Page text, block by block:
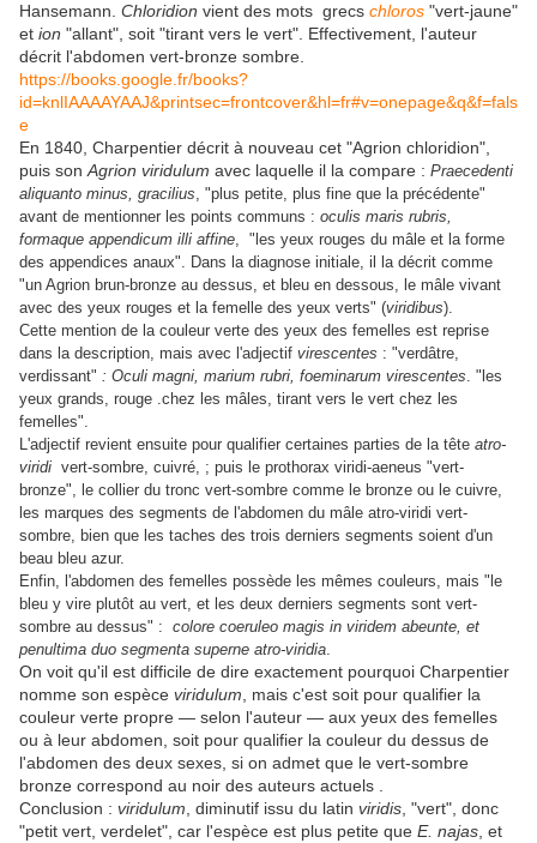
Hansemann. Chloridion vient des mots grecs chloros "vert-jaune"
et ion "allant", soit "tirant vers le vert". Effectivement, l'auteur
décrit l'abdomen vert-bronze sombre.
https://books.google.fr/books?
id=knlIAAAAYAAJ&printsec=frontcover&hl=fr#v=onepage&q&f=fals
e
En 1840, Charpentier décrit à nouveau cet "Agrion chloridion",
puis son Agrion viridulum avec laquelle il la compare : Praecedenti
aliquanto minus, gracilius, "plus petite, plus fine que la précédente"
avant de mentionner les points communs : oculis maris rubris,
formaque appendicum illi affine, "les yeux rouges du mâle et la forme
des appendices anaux". Dans la diagnose initiale, il la décrit comme
"un Agrion brun-bronze au dessus, et bleu en dessous, le mâle vivant
avec des yeux rouges et la femelle des yeux verts" (viridibus).
Cette mention de la couleur verte des yeux des femelles est reprise
dans la description, mais avec l'adjectif virescentes : "verdâtre,
verdissant" : Oculi magni, marium rubri, foeminarum virescentes. "les
yeux grands, rouge .chez les mâles, tirant vers le vert chez les
femelles".
L'adjectif revient ensuite pour qualifier certaines parties de la tête atro-
viridi vert-sombre, cuivré, ; puis le prothorax viridi-aeneus "vert-
bronze", le collier du tronc vert-sombre comme le bronze ou le cuivre,
les marques des segments de l'abdomen du mâle atro-viridi vert-
sombre, bien que les taches des trois derniers segments soient d'un
beau bleu azur.
Enfin, l'abdomen des femelles possède les mêmes couleurs, mais "le
bleu y vire plutôt au vert, et les deux derniers segments sont vert-
sombre au dessus" : colore coeruleo magis in viridem abeunte, et
penultima duo segmenta superne atro-viridia.
On voit qu'il est difficile de dire exactement pourquoi Charpentier
nomme son espèce viridulum , mais c'est soit pour qualifier la
couleur verte propre — selon l'auteur — aux yeux des femelles
ou à leur abdomen, soit pour qualifier la couleur du dessus de
l'abdomen des deux sexes, si on admet que le vert-sombre
bronze correspond au noir des auteurs actuels .
Conclusion : viridulum , diminutif issu du latin viridis , "vert", donc
"petit vert, verdelet", car l'espèce est plus petite que E. najas , et